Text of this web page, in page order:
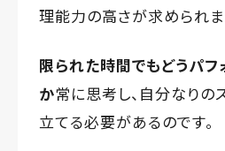
理能力の高さが求められま
限られた時間でもどうパフ
か常に思考し、自分なりの
立てる必要があるのです。